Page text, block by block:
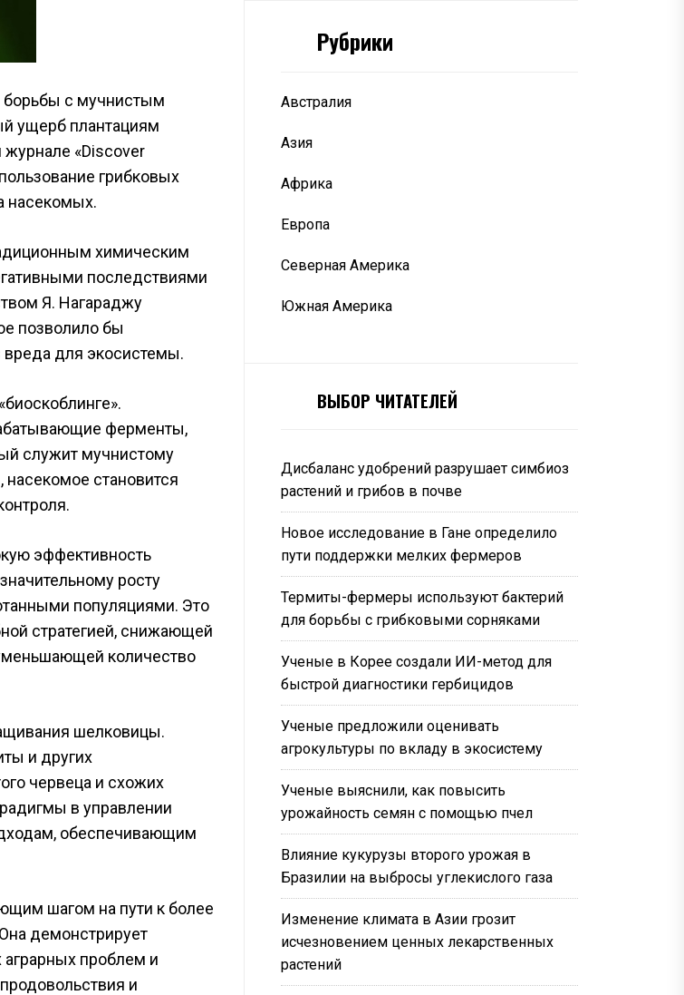
борьбы с мучнистым
ущерб плантациям
журнале «Discover
грибковых
насекомых.
химическим
последствиями
Я. Нагараджу
позволило бы
вреда для экосистемы.
ферменты,
служит мучнистому
становится
эффективность
росту
популяциями. Это
стратегией, снижающей
количество
шелковицы.
и других
червеца и схожих
в управлении
обеспечивающим
шагом на пути к более
демонстрирует
проблем и
и
Рубрики
Австралия
Азия
Африка
Европа
Северная Америка
Южная Америка
ВЫБОР ЧИТАТЕЛЕЙ
Дисбаланс удобрений разрушает симбиоз
растений и грибов в почве
Новое исследование в Гане определило
пути поддержки мелких фермеров
Термиты-фермеры используют бактерий
для борьбы с грибковыми сорняками
Ученые в Корее создали ИИ-метод для
быстрой диагностики гербицидов
Ученые предложили оценивать
агрокультуры по вкладу в экосистему
Ученые выяснили, как повысить
урожайность семян с помощью пчел
Влияние кукурузы второго урожая в
Бразилии на выбросы углекислого газа
Изменение климата в Азии грозит
исчезновением ценных лекарственных
растений